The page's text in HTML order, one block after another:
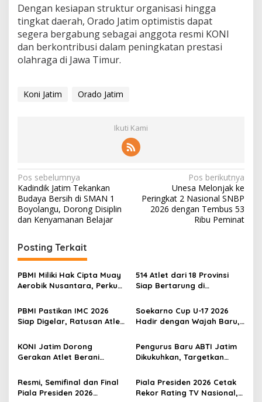
Dengan kesiapan struktur organisasi hingga
tingkat daerah, Orado Jatim optimistis dapat
segera bergabung sebagai anggota resmi KONI
dan berkontribusi dalam peningkatan prestasi
olahraga di Jawa Timur.
Koni Jatim Orado Jatim
Ikuti Kami
N
a
v
i
g
a
s
i
p
o
s
Pos sebelumnya
Kadindik Jatim Tekankan
Budaya Bersih di SMAN 1
Boyolangu, Dorong Disiplin
dan Kenyamanan Belajar
Pos berikutnya
Unesa Melonjak ke
Peringkat 2 Nasional SNBP
2026 dengan Tembus 53
Ribu Peminat
Posting Terkait
PBMI Miliki Hak Cipta Muay
Aerobik Nusantara, Perkuat
Indonesia
514 Atlet dari 18 Provinsi
Siap Bertarung di
Championship 2026 di
Bekasi
PBMI Pastikan IMC 2026
Siap Digelar, Ratusan Atlet
di Bekasi
Soekarno Cup U-17 2026
Hadir dengan Wajah Baru,
Penghargaan Man of the
Match
KONI Jatim Dorong
Gerakan Atlet Berani
Tekanan Mental Atlet Laki-
Laki
Pengurus Baru ABTI Jatim
Dikukuhkan, Targetkan
Barometer Bola Tangan
Indonesia
Resmi, Semifinal dan Final
Piala Presiden 2026
Piala Presiden 2026 Cetak
Rekor Rating TV Nasional,